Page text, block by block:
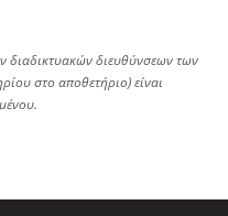
διαδικτυακών διευθύνσεων των
στο αποθετήριο) είναι